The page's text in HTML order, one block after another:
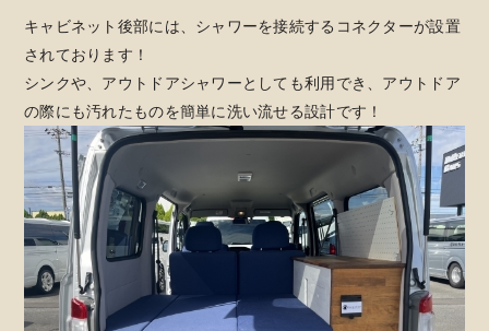
キャビネット後部には、シャワーを接続するコネクターが設置
されております！
シンクや、アウトドアシャワーとしても利用でき、アウトドア
の際にも汚れたものを簡単に洗い流せる設計です！